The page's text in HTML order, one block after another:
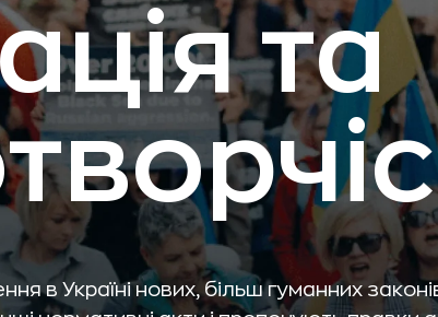
та
в Україні нових, більш гуманних